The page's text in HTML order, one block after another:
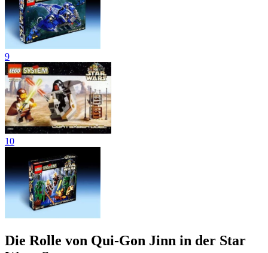
9
10
Die Rolle von Qui-Gon Jinn in der Star